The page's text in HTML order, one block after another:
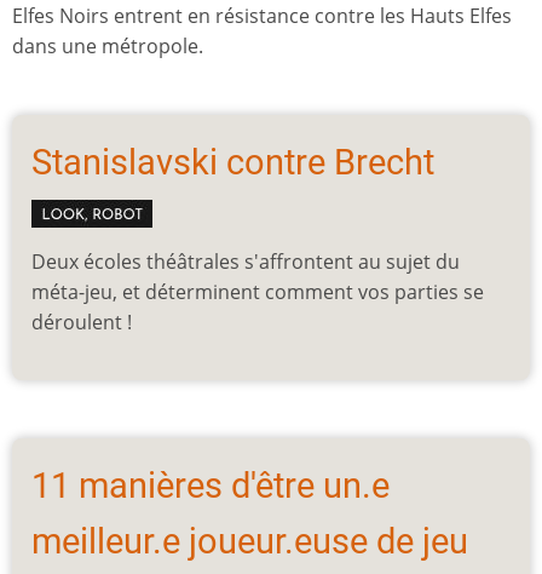
Elfes Noirs entrent en résistance contre les Hauts Elfes
dans une métropole.
Stanislavski contre Brecht
Deux écoles théâtrales s'affrontent au sujet du
méta-jeu, et déterminent comment vos parties se
déroulent !
11 manières d'être un.e
meilleur.e joueur.euse de jeu